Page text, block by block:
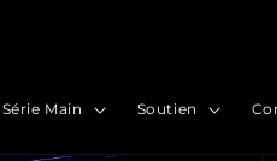
Série Main Soutien